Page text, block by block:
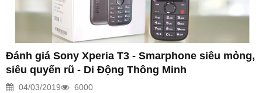
Đánh giá Sony Xperia T3 - Smarphone siêu mỏng,
siêu quyến rũ - Di Động Thông Minh
04/03/2019 6000